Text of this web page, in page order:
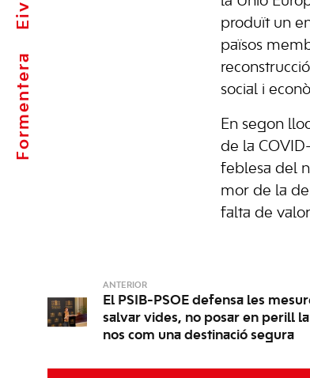
Formentera
produït un
països
social i
En segon
de la
feblesa del
mor de la
falta de
ANTERIOR
El PSIB-PSOE defensa les
salvar vides, no posar en perill
nos com una destinació segura